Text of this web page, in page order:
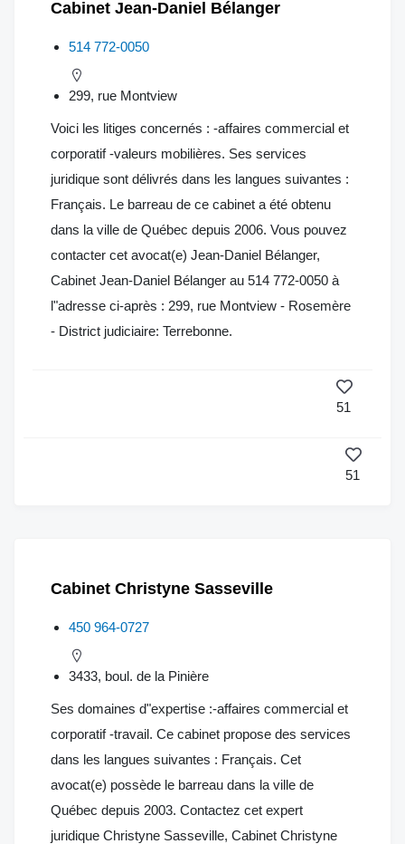
Cabinet Jean-Daniel Bélanger
514 772-0050
299, rue Montview
Voici les litiges concernés : -affaires commercial et
corporatif -valeurs mobilières. Ses services
juridique sont délivrés dans les langues suivantes :
Français. Le barreau de ce cabinet a été obtenu
dans la ville de Québec depuis 2006. Vous pouvez
contacter cet avocat(e) Jean-Daniel Bélanger,
Cabinet Jean-Daniel Bélanger au 514 772-0050 à
l"adresse ci-après : 299, rue Montview - Rosemère
- District judiciaire: Terrebonne.
51
51
Cabinet Christyne Sasseville
450 964-0727
3433, boul. de la Pinière
Ses domaines d"expertise :-affaires commercial et
corporatif -travail. Ce cabinet propose des services
dans les langues suivantes : Français. Cet
avocat(e) possède le barreau dans la ville de
Québec depuis 2003. Contactez cet expert
juridique Christyne Sasseville, Cabinet Christyne